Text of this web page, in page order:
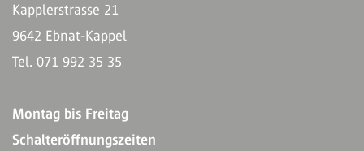
Kapplerstrasse 21
9642 Ebnat-Kappel
Tel. 071 992 35 35
Montag bis Freitag
Schalteröffnungszeiten